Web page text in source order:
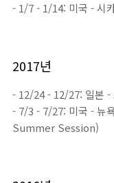
- 1/7 - 1/14: 미국 - 시
2017년
- 12/24 - 12/27: 일본 -
- 7/3 - 7/27: 미국 - 뉴
Summer Session)